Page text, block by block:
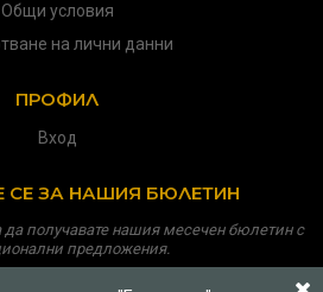
Общи условия
на лични данни
ПРОФИЛ
Вход
СЕ ЗА НАШИЯ БЮЛЕТИН
получавате нашия месечен бюлетин с
предложения.